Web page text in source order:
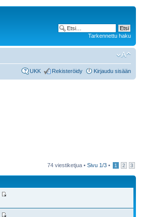
Tarkennettu haku
UKK Rekisteröidy Kirjaudu sisään
74 viestiketjua • Sivu 1/3 • 1 2 3